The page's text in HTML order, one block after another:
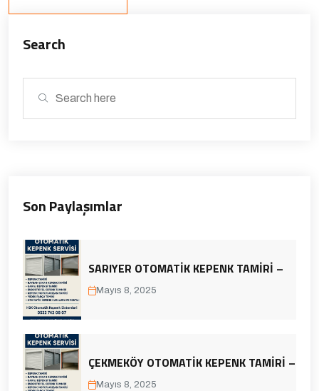
Search
Son Paylaşımlar
SARIYER OTOMATIK KEPENK TAMIRI –
Mayıs 8, 2025
ÇEKMEKÖY OTOMATIK KEPENK TAMIRI –
Mayıs 8, 2025